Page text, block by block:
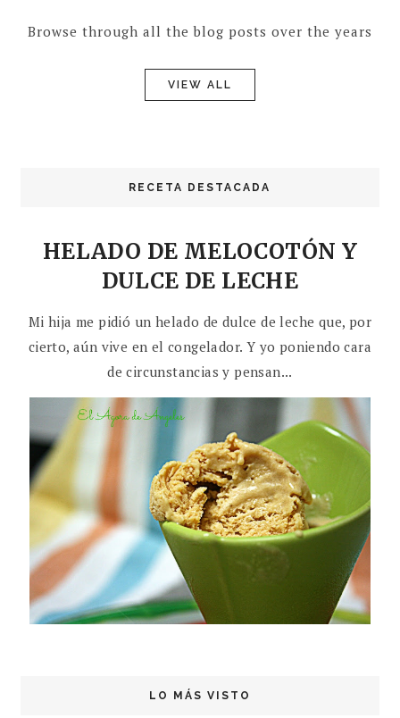
Browse through all the blog posts over the years
VIEW ALL
RECETA DESTACADA
HELADO DE MELOCOTÓN Y
DULCE DE LECHE
Mi hija me pidió un helado de dulce de leche que, por
cierto, aún vive en el congelador. Y yo poniendo cara
de circunstancias y pensan...
LO MÁS VISTO